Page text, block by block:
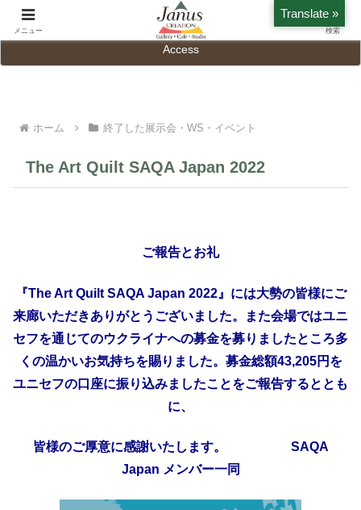
History
Access
ホーム 終了した展示会・WS・イベント
The Art Quilt SAQA Japan 2022
ご報告とお礼
『The Art Quilt SAQA Japan 2022』には大勢の皆様にご
来廊いただきありがとうございました。また会場ではユニ
セフを通じてのウクライナへの募金を募りましたところ多
くの温かいお気持ちを賜りました。募金総額43,205円を
ユニセフの口座に振り込みましたことをご報告するととも
に、
皆様のご厚意に感謝いたします。 SAQA
Japan メンバー一同
メニュー 検索
Translate »